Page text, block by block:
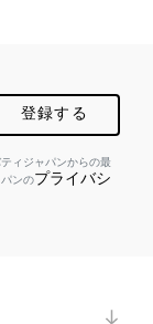
登録する
ィジャパンからの最
ンのプライバシ